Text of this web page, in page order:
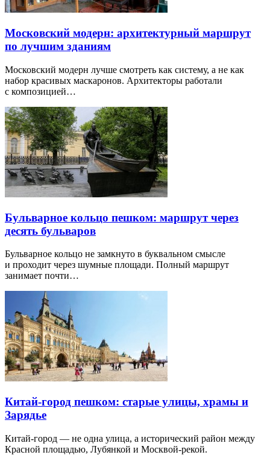
Московский модерн: архитектурный маршрут
по лучшим зданиям
Московский модерн лучше смотреть как систему, а не как
набор красивых маскаронов. Архитекторы работали
с композицией…
Бульварное кольцо пешком: маршрут через
десять бульваров
Бульварное кольцо не замкнуто в буквальном смысле
и проходит через шумные площади. Полный маршрут
занимает почти…
Китай-город пешком: старые улицы, храмы и
Зарядье
Китай-город — не одна улица, а исторический район между
Красной площадью, Лубянкой и Москвой-рекой.